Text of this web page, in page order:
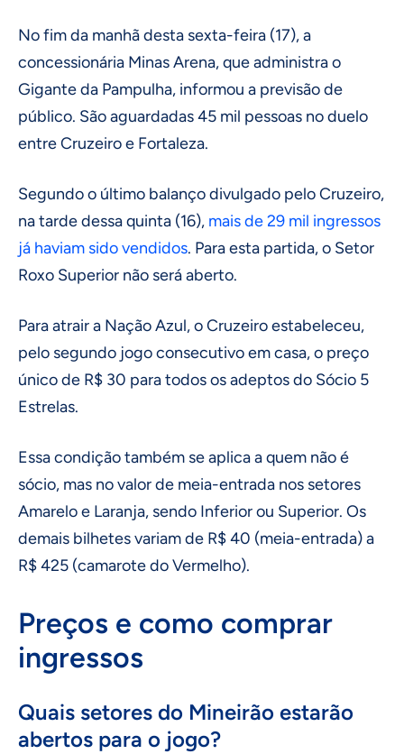
No fim da manhã desta sexta-feira (17), a
concessionária Minas Arena, que administra o
Gigante da Pampulha, informou a previsão de
público. São aguardadas 45 mil pessoas no duelo
entre Cruzeiro e Fortaleza.
Segundo o último balanço divulgado pelo Cruzeiro,
na tarde dessa quinta (16), mais de 29 mil ingressos
já haviam sido vendidos. Para esta partida, o Setor
Roxo Superior não será aberto.
Para atrair a Nação Azul, o Cruzeiro estabeleceu,
pelo segundo jogo consecutivo em casa, o preço
único de R$ 30 para todos os adeptos do Sócio 5
Estrelas.
Essa condição também se aplica a quem não é
sócio, mas no valor de meia-entrada nos setores
Amarelo e Laranja, sendo Inferior ou Superior. Os
demais bilhetes variam de R$ 40 (meia-entrada) a
R$ 425 (camarote do Vermelho).
Preços e como comprar
ingressos
Quais setores do Mineirão estarão
abertos para o jogo?